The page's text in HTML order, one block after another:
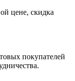
цене, скидка
покупателей